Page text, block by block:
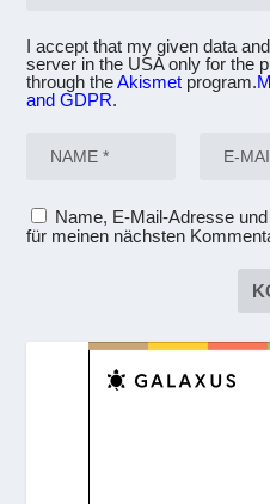
I accept that my given data
server in the USA only for the
through theAkismet program.
and GDPR.
Name, E-Mail-Adresse
für meinen nächsten